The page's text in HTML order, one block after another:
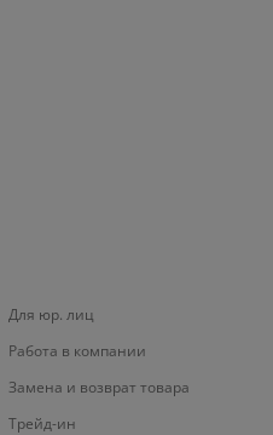
Для юр. лиц
Работа в компании
Замена и возврат товара
Трейд-ин